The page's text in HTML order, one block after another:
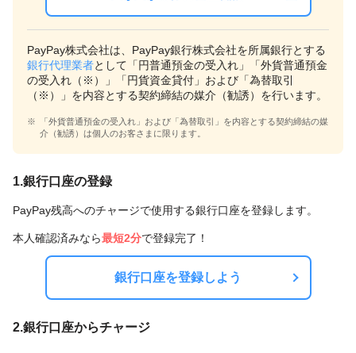
PayPay株式会社は、PayPay銀行株式会社を所属銀行とする
銀行代理業者として「円普通預金の受入れ」「外貨普通預金
の受入れ（※）」「円貨資金貸付」および「為替取引
（※）」を内容とする契約締結の媒介（勧誘）を行います。
「外貨普通預金の受入れ」および「為替取引」を内容とする契約締結の媒
介（勧誘）は個人のお客さまに限ります。
1.銀行口座の登録
PayPay残高へのチャージで使用する銀行口座を登録します。
本人確認済みなら最短2分で登録完了！
銀行口座を登録しよう
2.銀行口座からチャージ